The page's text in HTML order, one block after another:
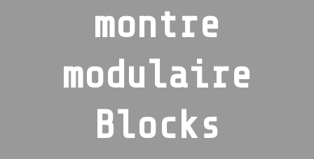
montre
modulaire
Blocks